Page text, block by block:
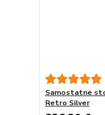
Samostatne
Retro Silver